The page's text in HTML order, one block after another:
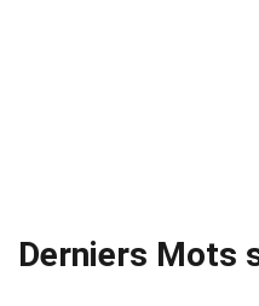
Derniers Mots